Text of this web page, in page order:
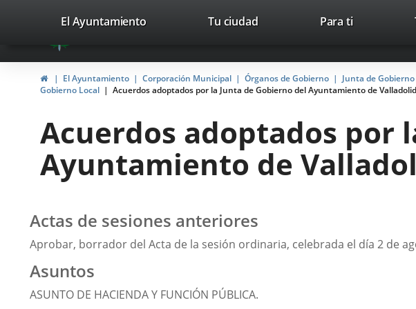
Portal
Web
del
Ayuntamiento
Valladolid
avaTop
valladolid.es
El Ayuntamiento Tu ciudad Para ti
HomeEl Ayuntamiento Corporación Municipal Órganos de Gobierno Junta de
Gobierno Local
Acuerdos adoptados por la Junta de Gobierno del Ayuntamiento de
Acuerdos adoptados por
Ayuntamiento de
Actas de sesiones anteriores
Aprobar, borrador del Acta de la sesión ordinaria, celebrada el día 2 de
Asuntos
ASUNTO DE HACIENDA Y FUNCIÓN PÚBLICA.